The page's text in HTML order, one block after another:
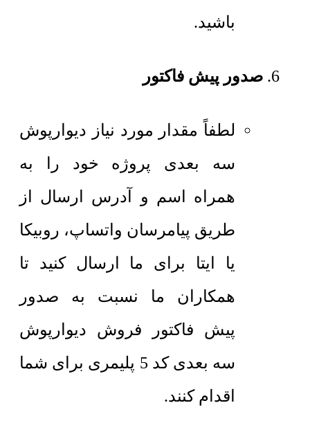
باشید.
صدور پیش فاکتور
لطفاً مقدار مورد نیاز دیوارپوش
سه بعدی پروژه خود را به
همراه اسم و آدرس ارسال از
طریق پیامرسان واتساپ، روبیکا
یا ایتا برای ما ارسال کنید تا
همکاران ما نسبت به صدور
پیش فاکتور فروش دیوارپوش
سه بعدی کد 5 پلیمری برای شما
اقدام کنند.